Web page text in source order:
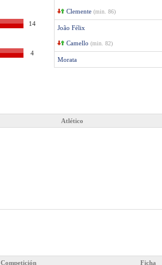
14
4
Clemente (min. 86)
João Félix
Camello (min. 82)
Morata
Atlético
Competición Ficha